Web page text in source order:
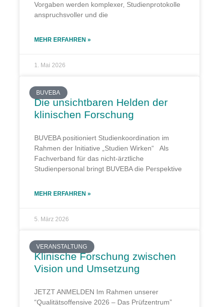
Vorgaben werden komplexer, Studienprotokolle
anspruchsvoller und die
MEHR ERFAHREN »
1. Mai 2026
BUVEBA
Die unsichtbaren Helden der
klinischen Forschung
BUVEBA positioniert Studienkoordination im
Rahmen der Initiative „Studien Wirken“ Als
Fachverband für das nicht-ärztliche
Studienpersonal bringt BUVEBA die Perspektive
MEHR ERFAHREN »
5. März 2026
VERANSTALTUNG
Klinische Forschung zwischen
Vision und Umsetzung
JETZT ANMELDEN Im Rahmen unserer
“Qualitätsoffensive 2026 – Das Prüfzentrum”